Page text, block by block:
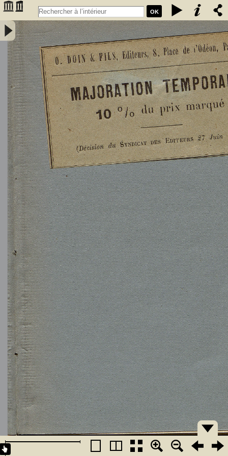
OK
L'Astronomie, observations, théorie et vulgarisation générale / par
Marcel Moye,... - Moye, Marcel (1873-1939). Auteur